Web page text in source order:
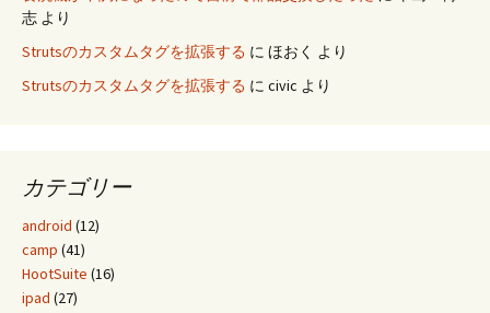
志 より
Strutsのカスタムタグを拡張する に ほおく より
Strutsのカスタムタグを拡張する に civic より
カテゴリー
android (12)
camp (41)
HootSuite (16)
ipad (27)